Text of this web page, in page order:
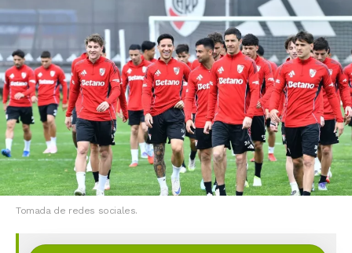
Tomada de redes sociales.